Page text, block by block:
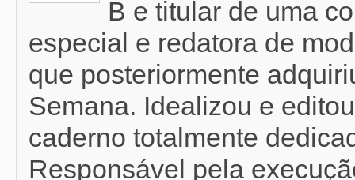
B e titular de uma
especial e redatora de
que posteriormente
Semana. Idealizou e
caderno totalmente
Responsável pela